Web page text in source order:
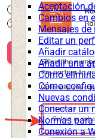
Aceptación
Cambios en
Mensajes de
Editar un
Añadir
Añadir una
Cómo
Cómo
Nuevas
Conectar un
Normas
Conexión a